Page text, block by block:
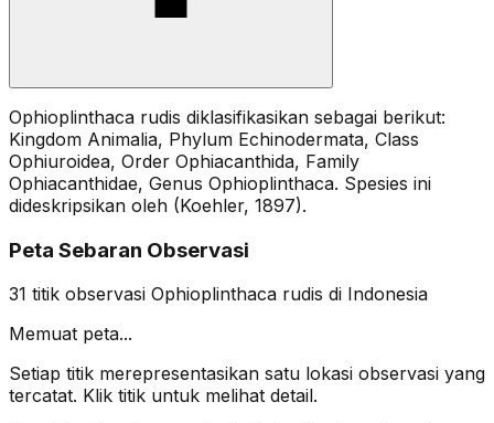
Ophioplinthaca rudis diklasifikasikan sebagai berikut:
Kingdom Animalia, Phylum Echinodermata, Class
Ophiuroidea, Order Ophiacanthida, Family
Ophiacanthidae, Genus Ophioplinthaca. Spesies ini
dideskripsikan oleh (Koehler, 1897).
Peta Sebaran Observasi
31 titik observasi Ophioplinthaca rudis di Indonesia
Memuat peta...
Setiap titik merepresentasikan satu lokasi observasi yang
tercatat. Klik titik untuk melihat detail.